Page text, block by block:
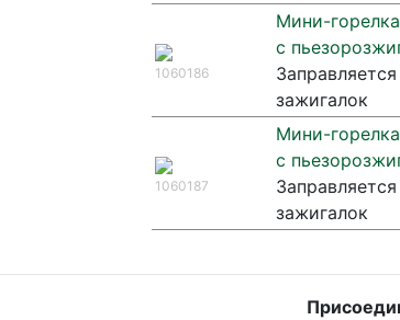
1060186
Мини-
с
зажигалок
1060187
Мини-
с
зажигалок